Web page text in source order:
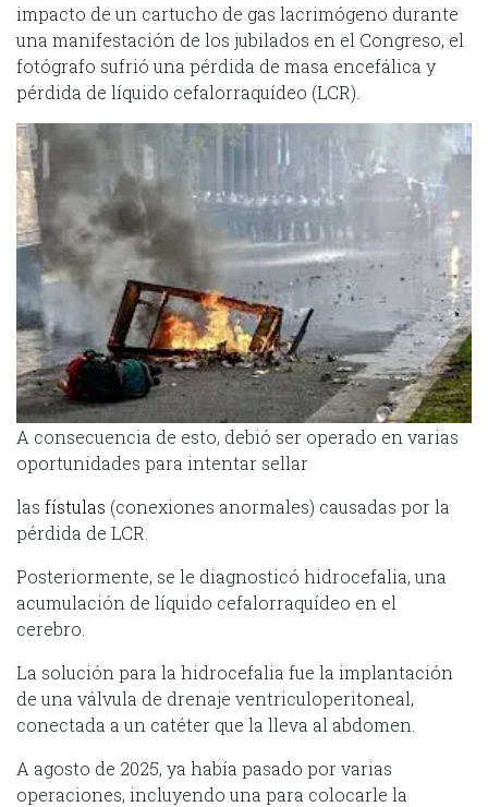
impacto de un cartucho de gas lacrimógeno durante
una manifestación de los jubilados en el Congreso, el
fotógrafo sufrió una pérdida de masa encefálica y
pérdida de líquido cefalorraquídeo (LCR).
A consecuencia de esto, debió ser operado en varias
oportunidades para intentar sellar
las fístulas (conexiones anormales) causadas por la
pérdida de LCR.
Posteriormente, se le diagnosticó hidrocefalia, una
acumulación de líquido cefalorraquídeo en el
cerebro.
La solución para la hidrocefalia fue la implantación
de una válvula de drenaje ventriculoperitoneal,
conectada a un catéter que la lleva al abdomen.
A agosto de 2025, ya había pasado por varias
operaciones, incluyendo una para colocarle la